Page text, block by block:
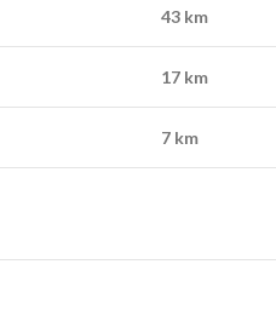
43 km
17 km
7 km